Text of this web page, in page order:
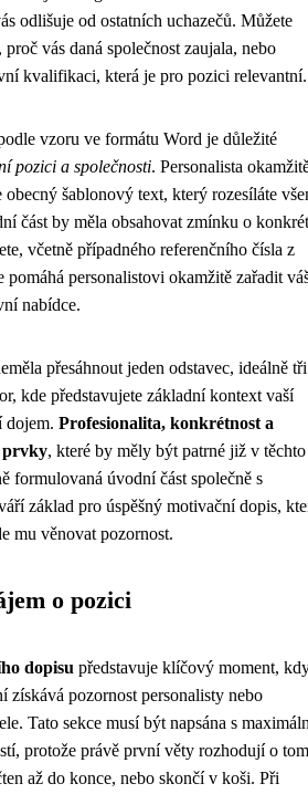
odlišuje od ostatních uchazečů. Můžete
vás daná společnost zaujala, nebo
kvalifikaci, která je pro pozici relevantní.
vzoru ve formátu Word je důležité
pozici a společnosti. Personalista
šablonový text, který rozesíláte
část by měla obsahovat zmínku o
včetně případného referenčního čísla z
pomáhá personalistovi okamžitě zařadit
nabídce.
přesáhnout jeden odstavec, ideálně tři
kde představujete základní kontext vaší
dojem. Profesionalita, konkrétnost a
prvky, které by měly být patrné již v těchto
formulovaná úvodní část společně s
základ pro úspěšný motivační dopis,
mu věnovat pozornost.
o pozici
dopisu představuje klíčový moment,
získává pozornost personalisty nebo
Tato sekce musí být napsána s
protože právě první věty rozhodují o
až do konce, nebo skončí v koši. Při